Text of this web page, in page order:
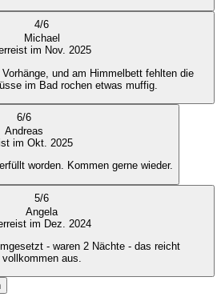
4/6
Michael
im Nov. 2025
und am Himmelbett fehlten die
im Bad rochen etwas muffig.
6/6
Andreas
im Okt. 2025
worden. Kommen gerne wieder.
5/6
Angela
im Dez. 2024
- waren 2 Nächte - das reicht
vollkommen aus.